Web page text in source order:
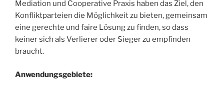
Mediation und Cooperative Praxis haben das Ziel, den
Konfliktparteien die Möglichkeit zu bieten, gemeinsam
eine gerechte und faire Lösung zu finden, so dass
keiner sich als Verlierer oder Sieger zu empfinden
braucht.
Anwendungsgebiete: